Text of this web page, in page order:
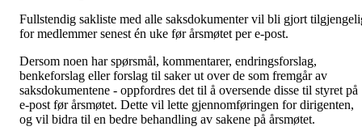
Fullstendig sakliste med alle saksdokumenter vil bli gjort
for medlemmer senest én uke før årsmøtet per e-post.
Dersom noen har spørsmål, kommentarer, endringsforslag,
benkeforslag eller forslag til saker ut over de som fremgår av
saksdokumentene - oppfordres det til å oversende disse til styret på
e-post før årsmøtet. Dette vil lette gjennomføringen for dirigenten,
og vil bidra til en bedre behandling av sakene på årsmøtet.